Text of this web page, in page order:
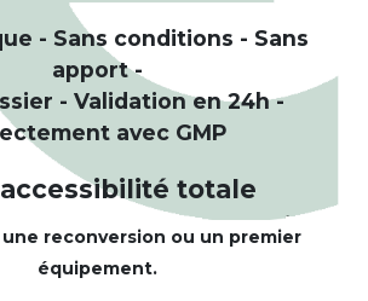
- Sans conditions - Sans
apport -
- Validation en 24h -
avec GMP
totale
reconversion ou un premier
équipement.